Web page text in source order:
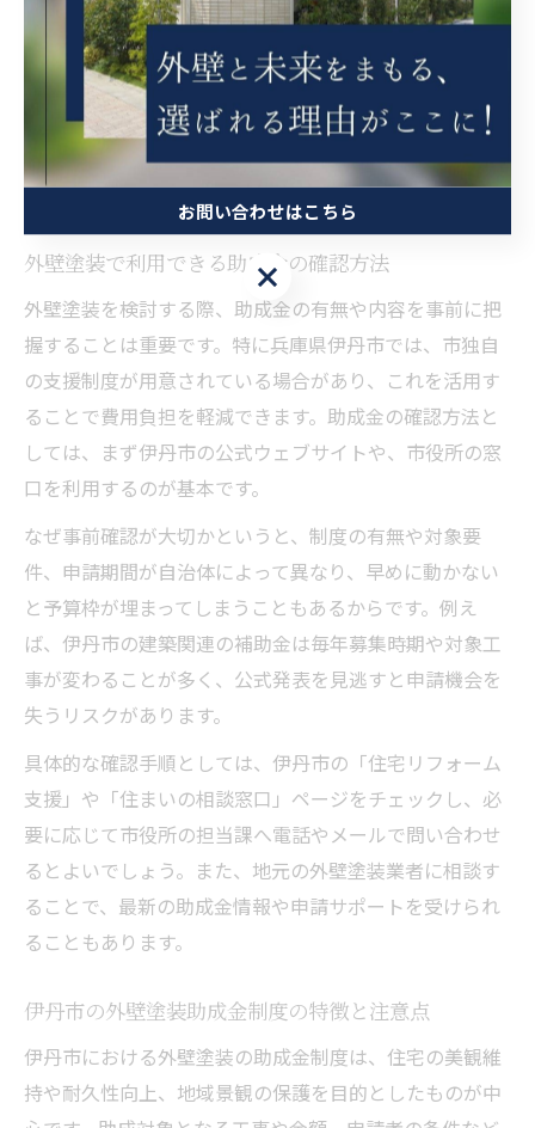
ェックしてもらうことで、より安心して工事を進めるこ
とができるでしょう。
助成金活用による外壁塗装費用の
最適化ポイント
外壁塗装で利用できる助成金の確認方法
外壁塗装を検討する際、助成金の有無や内容を事前に把
握することは重要です。特に兵庫県伊丹市では、市独自
の支援制度が用意されている場合があり、これを活用す
ることで費用負担を軽減できます。助成金の確認方法と
しては、まず伊丹市の公式ウェブサイトや、市役所の窓
口を利用するのが基本です。
なぜ事前確認が大切かというと、制度の有無や対象要
件、申請期間が自治体によって異なり、早めに動かない
と予算枠が埋まってしまうこともあるからです。例え
ば、伊丹市の建築関連の補助金は毎年募集時期や対象工
事が変わることが多く、公式発表を見逃すと申請機会を
失うリスクがあります。
具体的な確認手順としては、伊丹市の「住宅リフォーム
支援」や「住まいの相談窓口」ページをチェックし、必
要に応じて市役所の担当課へ電話やメールで問い合わせ
るとよいでしょう。また、地元の外壁塗装業者に相談す
ることで、最新の助成金情報や申請サポートを受けられ
ることもあります。
伊丹市の外壁塗装助成金制度の特徴と注意点
伊丹市における外壁塗装の助成金制度は、住宅の美観維
持や耐久性向上、地域景観の保護を目的としたものが中
お問い合わせはこちら
お問い合わせはこちら